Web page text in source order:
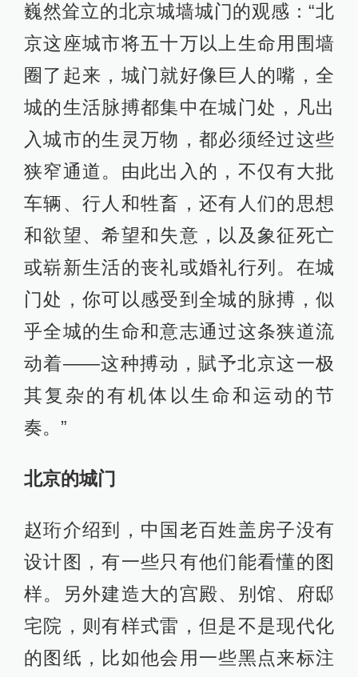
巍然耸立的北京城墙城门的观感：“北
京这座城市将五十万以上生命用围墙
圈了起来，城门就好像巨人的嘴，全
城的生活脉搏都集中在城门处，凡出
入城市的生灵万物，都必须经过这些
狭窄通道。由此出入的，不仅有大批
车辆、行人和牲畜，还有人们的思想
和欲望、希望和失意，以及象征死亡
或崭新生活的丧礼或婚礼行列。在城
门处，你可以感受到全城的脉搏，似
乎全城的生命和意志通过这条狭道流
动着——这种搏动，賦予北京这一极
其复杂的有机体以生命和运动的节
奏。”
北京的城门
赵珩介绍到，中国老百姓盖房子没有
设计图，有一些只有他们能看懂的图
样。另外建造大的宫殿、别馆、府邸
宅院，则有样式雷，但是不是现代化
的图纸，比如他会用一些黑点来标注